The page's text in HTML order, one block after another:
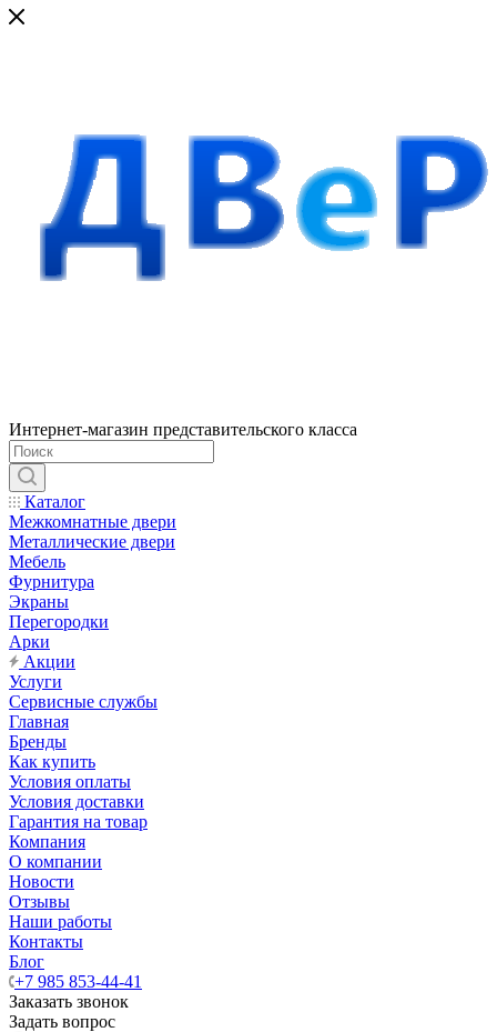
Интернет-магазин представительского класса
Каталог
Межкомнатные двери
Металлические двери
Мебель
Фурнитура
Экраны
Перегородки
Арки
Акции
Услуги
Сервисные службы
Главная
Бренды
Как купить
Условия оплаты
Условия доставки
Гарантия на товар
Компания
О компании
Новости
Отзывы
Наши работы
Контакты
Блог
+7 985 853-44-41
Заказать звонок
Задать вопрос